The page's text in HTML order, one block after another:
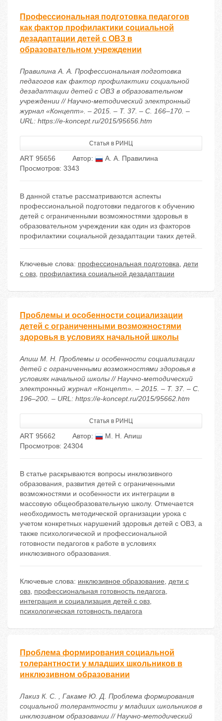
Профессиональная подготовка педагогов
как фактор профилактики социальной
дезадаптации детей с ОВЗ в
образовательном учреждении
Правилина А. А. Профессиональная подготовка
педагогов как фактор профилактики социальной
дезадаптации детей с ОВЗ в образовательном
учреждении // Научно-методический электронный
журнал «Концепт». – 2015. – Т. 37. – С. 166–170. –
URL: https://e-koncept.ru/2015/95656.htm
Статья в РИНЦ
ART 95656 Автор:
А. А. Правилина
Просмотров: 3343
В данной статье рассматриваются аспекты
профессиональной подготовки педагогов к обучению
детей с ограниченными возможностями здоровья в
образовательном учреждении как один из факторов
профилактики социальной дезадаптации таких детей.
Ключевые слова: профессиональная подготовка, дети
с овз, профилактика социальной дезадаптации
Проблемы и особенности социализации
детей с ограниченными возможностями
здоровья в условиях начальной школы
Апиш М. Н. Проблемы и особенности социализации
детей с ограниченными возможностями здоровья в
условиях начальной школы // Научно-методический
электронный журнал «Концепт». – 2015. – Т. 37. – С.
196–200. – URL: https://e-koncept.ru/2015/95662.htm
Статья в РИНЦ
ART 95662 Автор:
М. Н. Апиш
Просмотров: 24304
В статье раскрываются вопросы инклюзивного
образования, развития детей с ограниченными
возможностями и особенности их интеграции в
массовую общеобразовательную школу. Отмечается
необходимость методической организации урока с
учетом конкретных нарушений здоровья детей с ОВЗ, а
также психологической и профессиональной
готовности педагогов к работе в условиях
инклюзивного образования.
Ключевые слова: инклюзивное образование, дети с
овз, профессиональная готовность педагога,
интеграция и социализация детей с овз,
психологическая готовность педагога
Проблема формирования социальной
толерантности у младших школьников в
инклюзивном образовании
Лакиз К. С. , Гакаме Ю. Д. Проблема формирования
социальной толерантности у младших школьников в
инклюзивном образовании // Научно-методический